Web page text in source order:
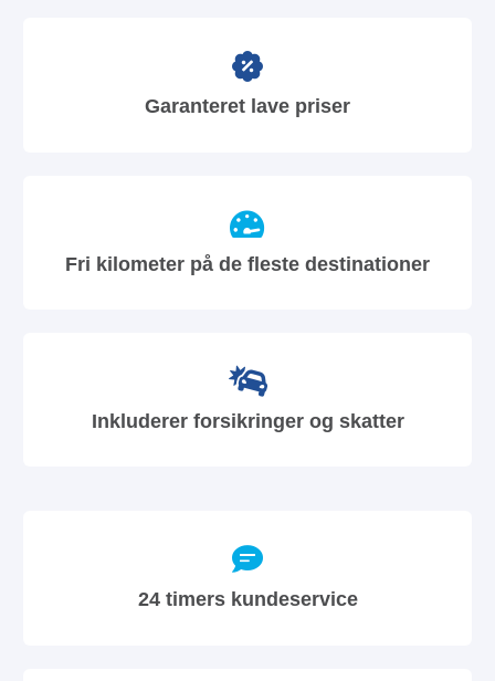
Garanteret lave priser
Fri kilometer på de fleste destinationer
Inkluderer forsikringer og skatter
24 timers kundeservice